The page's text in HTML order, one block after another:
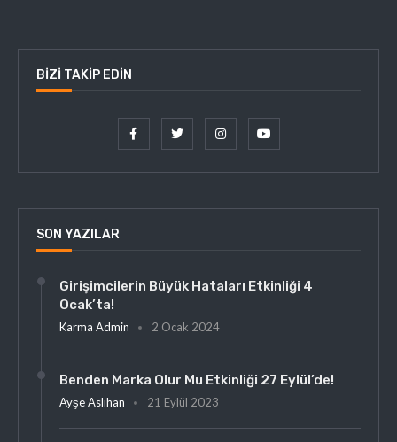
BIZI TAKIP EDIN
SON YAZILAR
Girişimcilerin Büyük Hataları Etkinliği 4
Ocak’ta!
Karma Admin 2 Ocak 2024
Benden Marka Olur Mu Etkinliği 27 Eylül’de!
Ayşe Aslıhan 21 Eylül 2023